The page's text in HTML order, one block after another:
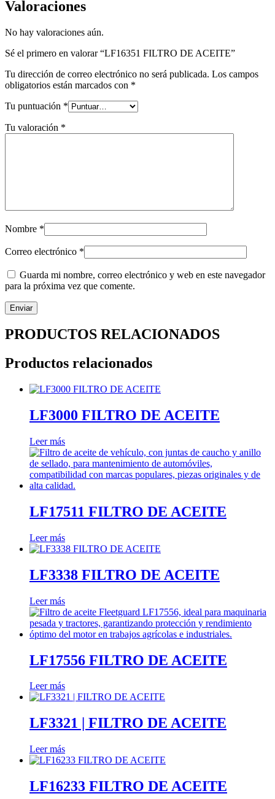
Valoraciones
No hay valoraciones aún.
Sé el primero en valorar “LF16351 FILTRO DE ACEITE”
Tu dirección de correo electrónico no será publicada. Los campos
obligatorios están marcados con *
Tu puntuación *
Tu valoración *
Nombre *
Correo electrónico *
Guarda mi nombre, correo electrónico y web en este navegador
para la próxima vez que comente.
PRODUCTOS RELACIONADOS
Productos relacionados
LF3000 FILTRO DE ACEITE
Leer más
LF17511 FILTRO DE ACEITE
Leer más
LF3338 FILTRO DE ACEITE
Leer más
LF17556 FILTRO DE ACEITE
Leer más
LF3321 | FILTRO DE ACEITE
Leer más
LF16233 FILTRO DE ACEITE